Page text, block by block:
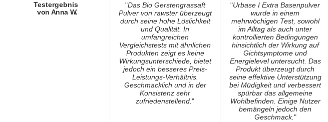
"Das Bio Gerstengrassaft
Pulver von rawster überzeugt
durch seine hohe Löslichkeit
und Qualität. In
umfangreichen
Vergleichstests mit ähnlichen
Produkten zeigt es keine
Wirkungsunterschiede, bietet
jedoch ein besseres Preis-
Leistungs-Verhältnis.
Geschmacklich und in der
Konsistenz sehr
zufriedenstellend."
"Urbase I Extra Basenpulver
wurde in einem
mehrwöchigen Test, sowohl
im Alltag als auch unter
kontrollierten Bedingungen
hinsichtlich der Wirkung auf
Gichtsymptome und
Energielevel untersucht. Das
Produkt überzeugt durch
seine effektive Unterstützung
bei Müdigkeit und verbessert
spürbar das allgemeine
Wohlbefinden. Einige Nutzer
bemängeln jedoch den
Geschmack."
Testergebnis
von Anna W.